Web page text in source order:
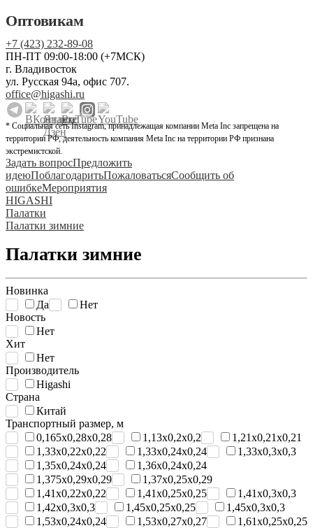
Оптовикам
+7 (423) 232-89-08
ПН-ПТ 09:00-18:00 (+7МСК)
г. Владивосток
ул. Русская 94а, офис 707.
office@higashi.ru
* Социальная сеть Instagram, принадлежащая компании Meta Inc запрещена на
территории РФ, деятельность компания Meta Inc на территории РФ признана
экстремистской.
Задать вопросПредложить
идеюПоблагодаритьПожаловатьсяСообщить об
ошибкеМероприятия
HIGASHI
Палатки
Палатки зимние
Палатки зимние
Новинка
Да
Нет
Новость
Нет
Хит
Нет
Производитель
Higashi
Страна
Китай
Транспортный размер, м
0,165x0,28x0,28
1,13x0,2x0,2
1,21x0,21x0,21
1,33x0,22x0,22
1,33x0,24x0,24
1,33x0,3x0,3
1,35x0,24x0,24
1,36x0,24x0,24
1,375x0,29x0,29
1,37x0,25x0,29
1,41x0,22x0,22
1,41x0,25x0,25
1,41x0,3x0,3
1,42x0,3x0,3
1,45x0,25x0,25
1,45x0,3x0,3
1,53x0,24x0,24
1,53x0,27x0,27
1,61x0,25x0,25